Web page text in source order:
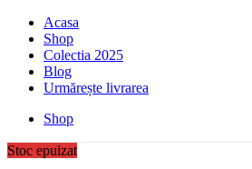
Acasa
Shop
Colectia 2025
Blog
Urmărește livrarea
Shop
Stoc epuizat